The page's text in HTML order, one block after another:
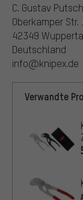
C. Gustav Putsch
Oberkamper Str.
42349
Deutschland
info@knipex.de
Verwandte